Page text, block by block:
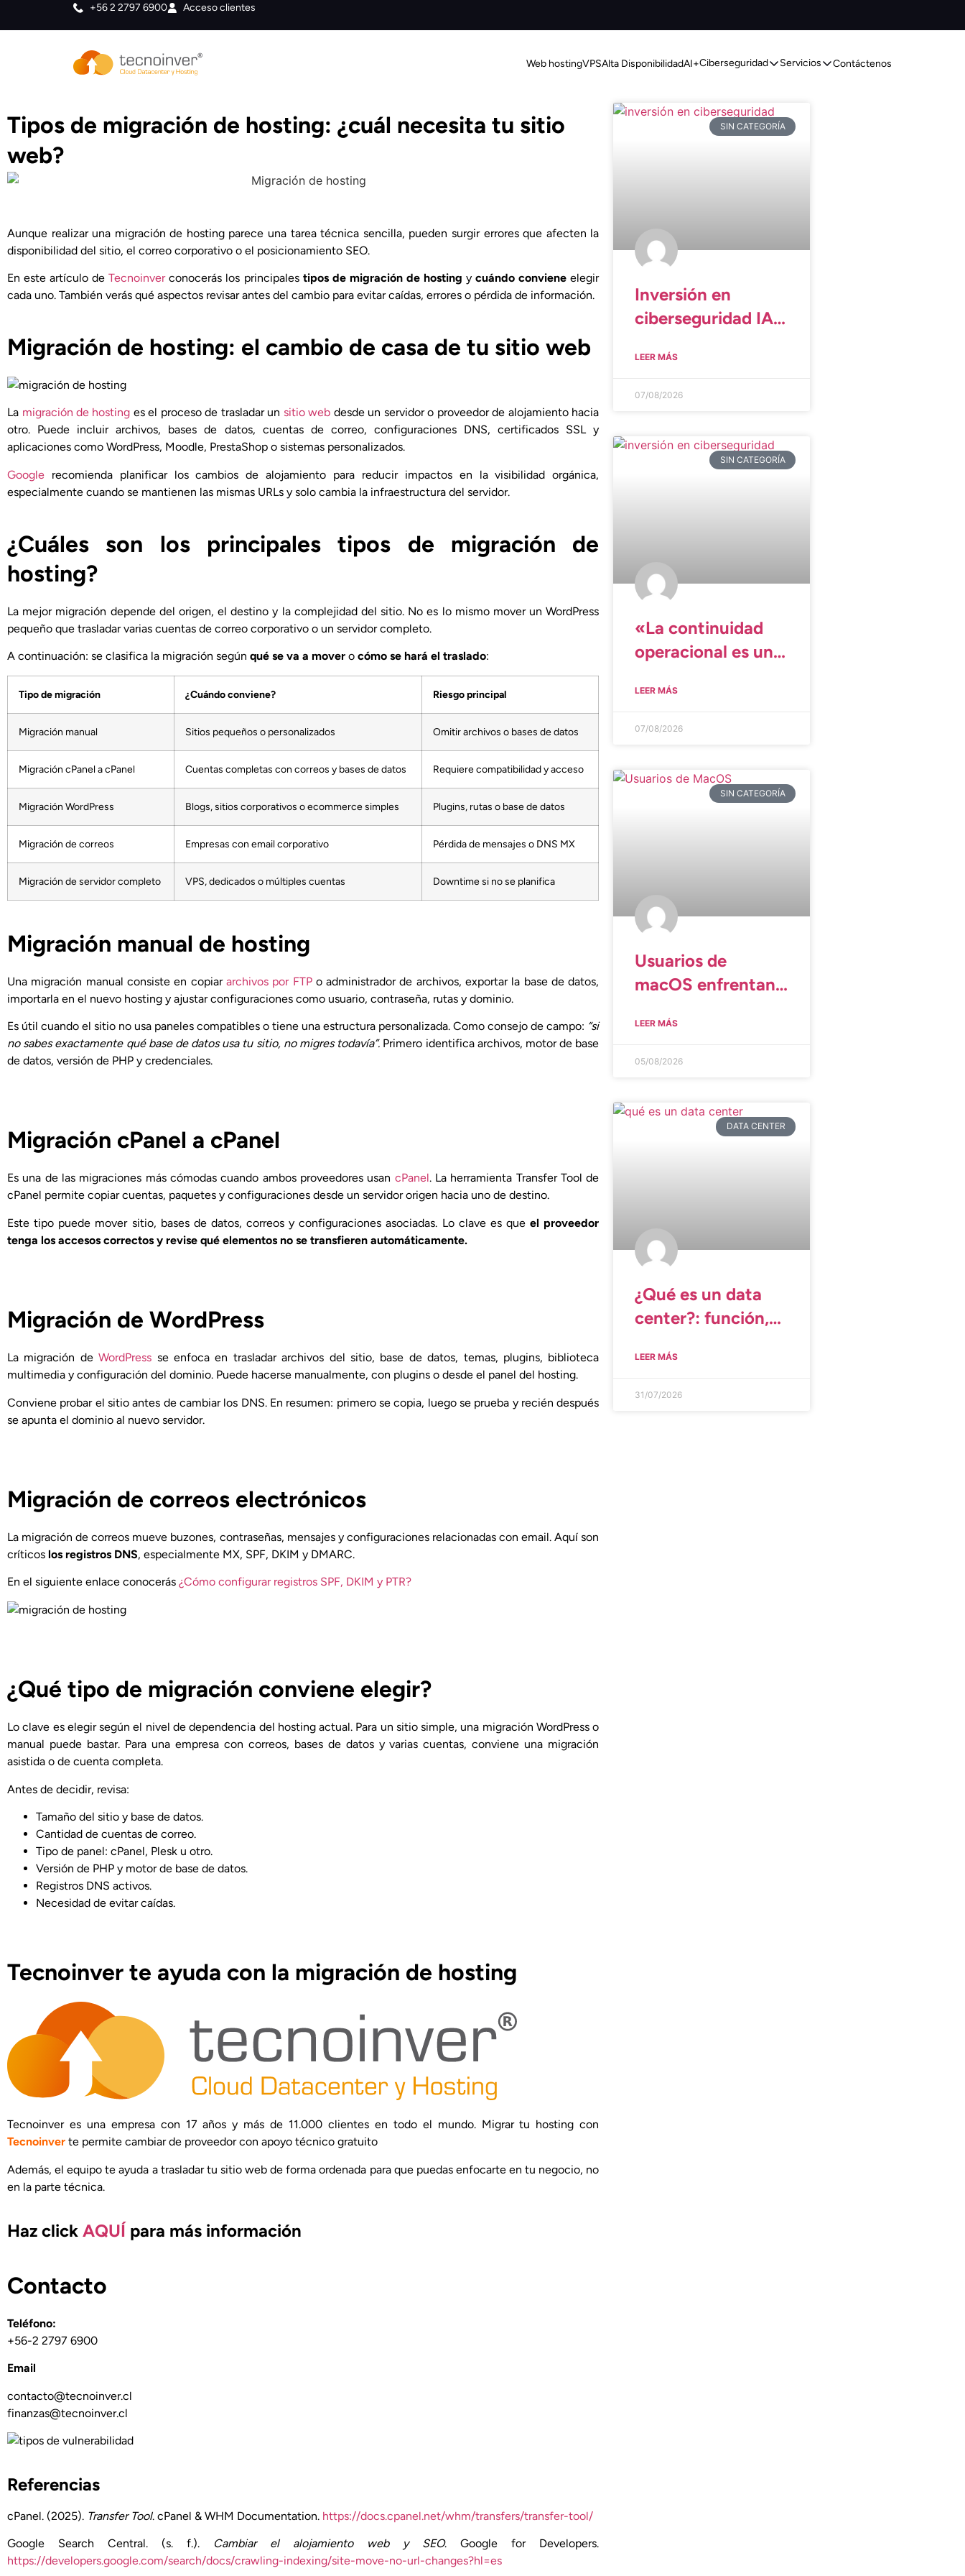
+56 2 2797 6900 Acceso clientes
Web hostingVPSAlta DisponibilidadAI+Ciberseguridad Servicios Contáctenos
Tipos de migración de hosting: ¿cuál necesita tu sitio
web?
Aunque realizar una migración de hosting parece una tarea técnica sencilla, pueden surgir errores que afecten la
disponibilidad del sitio, el correo corporativo o el posicionamiento SEO.
En este artículo deTecnoinverconocerás los principales tipos de migración de hosting ycuándo conviene elegir
cada uno. También verás qué aspectos revisar antes del cambio para evitar caídas, errores o pérdida de información.
Migración de hosting: el cambio de casa de tu sitio web
La migración de hosting es el proceso de trasladar un sitio web desde un servidor o proveedor de alojamiento hacia
otro. Puede incluir archivos, bases de datos, cuentas de correo, configuraciones DNS, certificados SSL y
aplicaciones como WordPress, Moodle, PrestaShop o sistemas personalizados.
Google recomienda planificar los cambios de alojamiento para reducir impactos en la visibilidad orgánica,
especialmente cuando se mantienen las mismas URLs y solo cambia la infraestructura del servidor.
¿Cuáles son los principales tipos de migración de
hosting?
La mejor migración depende del origen, el destino y la complejidad del sitio. No es lo mismo mover un WordPress
pequeño que trasladar varias cuentas de correo corporativo o un servidor completo.
A continuación: se clasifica la migración según qué se va a mover o cómo se hará el traslado:
Tipo de migración ¿Cuándo conviene? Riesgo principal
Migración manual Sitios pequeños o personalizados Omitir archivos o bases de datos
Migración cPanel a cPanel Cuentas completas con correos y bases de datos Requiere compatibilidad y acceso
Migración WordPress Blogs, sitios corporativos o ecommerce simples Plugins, rutas o base de datos
Migración de correos Empresas con email corporativo Pérdida de mensajes o DNS MX
Migración de servidor completo VPS, dedicados o múltiples cuentas Downtime si no se planifica
Migración manual de hosting
Una migración manual consiste en copiar archivos por FTPo administrador de archivos, exportar la base de datos,
importarla en el nuevo hosting y ajustar configuraciones como usuario, contraseña, rutas y dominio.
Es útil cuando el sitio no usa paneles compatibles o tiene una estructura personalizada. Como consejo de campo: “si
no sabes exactamente qué base de datos usa tu sitio, no migres todavía”. Primero identifica archivos, motor de base
de datos, versión de PHP y credenciales.
Migración cPanel a cPanel
Es una de las migraciones más cómodas cuando ambos proveedores usan cPanel. La herramienta Transfer Tool de
cPanel permite copiar cuentas, paquetes y configuraciones desde un servidor origen hacia uno de destino.
Este tipo puede mover sitio, bases de datos, correos y configuraciones asociadas. Lo clave es queel proveedor
tenga los accesos correctos y revise qué elementos no se transfieren automáticamente.
Migración de WordPress
La migración deWordPress se enfoca en trasladar archivos del sitio, base de datos, temas, plugins, biblioteca
multimedia y configuración del dominio. Puede hacerse manualmente, con plugins o desde el panel del hosting.
Conviene probar el sitio antes de cambiar los DNS. En resumen: primero se copia, luego se prueba y recién después
se apunta el dominio al nuevo servidor.
Migración de correos electrónicos
La migración de correos mueve buzones, contraseñas, mensajes y configuraciones relacionadas con email. Aquí son
críticos los registros DNS, especialmente MX, SPF, DKIM y DMARC.
En el siguiente enlace conocerás ¿Cómo configurar registros SPF, DKIM y PTR?
¿Qué tipo de migración conviene elegir?
Lo clave es elegir según el nivel de dependencia del hosting actual. Para un sitio simple, una migración WordPress o
manual puede bastar. Para una empresa con correos, bases de datos y varias cuentas, conviene una migración
asistida o de cuenta completa.
Antes de decidir, revisa:
Tamaño del sitio y base de datos.
Cantidad de cuentas de correo.
Tipo de panel: cPanel, Plesk u otro.
Versión de PHP y motor de base de datos.
Registros DNS activos.
Necesidad de evitar caídas.
Tecnoinver te ayuda con la migración de hosting
Tecnoinver es una empresa con 17 años y más de 11.000 clientes en todo el mundo. Migrar tu hosting con
Tecnoinver te permite cambiar de proveedor con apoyo técnico gratuito
Además, el equipo te ayuda a trasladar tu sitio web de forma ordenada para que puedas enfocarte en tu negocio, no
en la parte técnica.
Haz click AQUÍ para más información
Contacto
Teléfono:
+56-2 2797 6900
Email
contacto@tecnoinver.cl
finanzas@tecnoinver.cl
Referencias
cPanel. (2025). Transfer Tool. cPanel & WHM Documentation. https://docs.cpanel.net/whm/transfers/transfer-tool/
Google Search Central. (s. f.). Cambiar el alojamiento web y SEO. Google for Developers.
https://developers.google.com/search/docs/crawling-indexing/site-move-no-url-changes?hl=es
SIN CATEGORÍA
Inversión en
ciberseguridad IA:
protección?
LEER MÁS
07/08/2026
SIN CATEGORÍA
«La continuidad
operacional es una
herramienta»
LEER MÁS
07/08/2026
SIN CATEGORÍA
Usuarios de
macOS enfrentan
ciberamenazas que
los de Windows
LEER MÁS
05/08/2026
DATA CENTER
¿Qué es un data
center?: función,
con la IA
LEER MÁS
31/07/2026